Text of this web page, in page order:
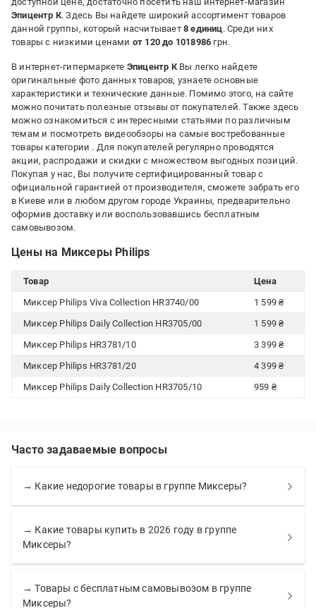
Эпицентр К. Здесь Вы найдете широкий ассортимент товаров
данной группы, который насчитывает 8 единиц. Среди них
товары с низкими ценами от 120 до 1018986 грн.
В интернет-гипермаркете Эпицентр КВы легко найдете
оригинальные фото данных товаров, узнаете основные
характеристики и технические данные. Помимо этого, на сайте
можно почитать полезные отзывы от покупателей. Также здесь
можно ознакомиться с интересными статьями по различным
темам и посмотреть видеообзоры на самые востребованные
товары категории . Для покупателей регулярно проводятся
акции, распродажи и скидки с множеством выгодных позиций.
Покупая у нас, Вы получите сертифицированный товар с
официальной гарантией от производителя, сможете забрать его
в Киеве или в любом другом городе Украины, предварительно
оформив доставку или воспользовавшись бесплатным
самовывозом.
Цены на Миксеры Philips
Товар
Цена
Миксер Philips Viva Collection HR3740/00
1 599 ₴
Миксер Philips Daily Collection HR3705/00
1 599 ₴
Миксер Philips HR3781/10
3 399 ₴
Миксер Philips HR3781/20
4 399 ₴
Миксер Philips Daily Collection HR3705/10
959 ₴
Часто задаваемые вопросы
→ Какие недорогие товары в группе Миксеры?
→ Какие товары купить в 2026 году в группе
Миксеры?
→ Товары с бесплатным самовывозом в группе
Миксеры?